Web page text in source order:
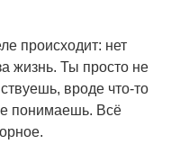
происходит: нет
жизнь. Ты просто не
вроде что-то
понимаешь. Всё